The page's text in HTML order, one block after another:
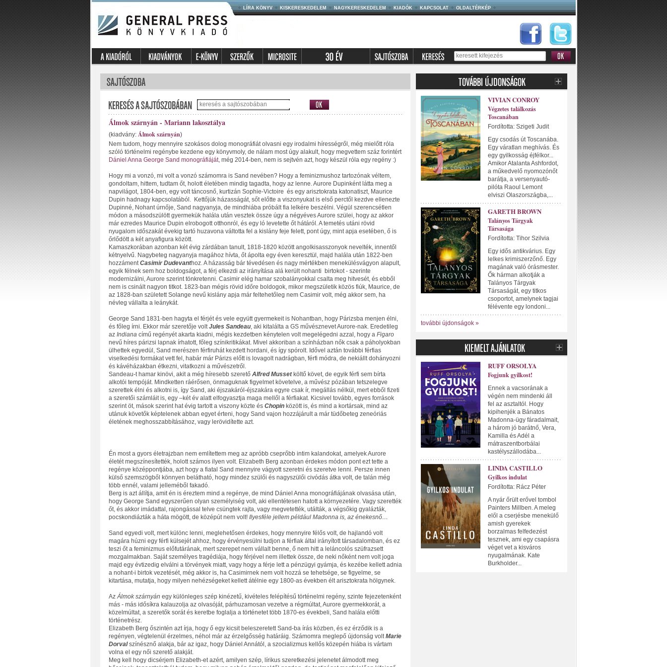
LÍRA KÖNYV KISKERESKEDELEM NAGYKERESKEDELEM KIADÓK KAPCSOLAT OLDALTÉRKÉP
Álmok szárnyán - Mariann lakosztálya
(kiadvány: Álmok szárnyán)
Nem tudom, hogy mennyire szokásos dolog monográfiát olvasni egy irodalmi hírességről, még mielőtt róla
szóló történelmi regénybe kezdene egy könyvmoly, de nálam most úgy alakult, hogy megvettem száz forintért
Dániel Anna George Sand monográfiáját, még 2014-ben, nem is sejtvén azt, hogy készül róla egy regény :)
Hogy mi a vonzó, mi volt a vonzó számomra is Sand nevében? Hogy a feminizmushoz tartozónak véltem,
gondoltam, hittem, tudtam őt, holott életében mindig tagadta, hogy az lenne. Aurore Dupinként látta meg a
napvilágot, 1804-ben, egy volt táncosnő, kurtizán Sophie-Victoire és egy arisztokrata katonatiszt, Maurice
Dupin hadnagy kapcsolatából. Kettőjük házasságát, sőt előtte a viszonyukat is első perctől kezdve ellenezte
Dupinné, Nohant úrnője, Sand nagyanyja, de mindhiába próbált fia lelkére beszélni. Végül szerencsétlen
módon a másodszülött gyermekük halála után vesztek össze úgy a négyéves Aurore szülei, hogy az akkor
már ezredes Maurice Dupin elrobogott otthonról, és egy ló levetette őt hátáról. A temetés utáni rövid
nyugalom időszakát évekig tartó huzavona váltotta fel a kislány feje felett, pont úgy, mint apja esetében, ő is
őrlődött a két anyafigura között.
Kamaszkorában azonban két évig zárdában tanult, 1818-1820 között angolkisasszonyok nevelték, innentől
kétnyelvű. Nagybeteg nagyanyja magához hívta, őt ápolta egy éven keresztül, majd halála után 1822-ben
hozzámentCasimir Dudevanthoz. A házasság bár tévedésen és nagy mértékben menekülésvágyon alapult,
egyik félnek sem hoz boldogságot, a férj elkezdi az irányítása alá került nohanti birtokot - szerinte
modernizálni, Aurore szerint tönkretenni. Casimir elég hamar szobalányokkal csalta meg hitvesét, és ebből
nem is csinált nagyon titkot. 1823-ban mégis rövid időre boldogok, mikor megszületik közös fiúk, Maurice, de
az 1828-ban született Solange nevű kislány apja már feltehetőleg nem Casimir volt, még akkor sem, ha
névleg vállalta a leánykát.
George Sand 1831-ben hagyta el férjét és vele együtt gyermekeit is Nohantban, hogy Párizsba menjen élni,
és főleg írni. Ekkor már szeretője voltJules Sandeau, aki kitalálta a GS művésznevet Aurore-nak. Eredetileg
az Indianacímű regényét akarta kiadni, mégis kezdetben kénytelen volt megelégedni azzal, hogy a Figaro
nevű híres párizsi lapnak írhatott, főleg színikritikákat. Mivel akkoriban a színházban nők csak a páholyokban
ülhettek egyedül, Sand merészen férfiruhát kezdett hordani, és így spórolt. Idővel aztán további férfias
viselkedési formákat vett fel, habár már Párizs előtt is lovagolt nadrágban, férfi módra, de nekiállt dohányozni
és kávéházakban étkezni, vitatkozni a művészetről.
Sandeau-t hamar kinövi, akit a még híresebb szerető Alfred Mussetköltő követ, de egyik férfi sem bírta
alkotói tempóját. Mindketten ráérősen, önmaguknak figyelmet követelve, a művész pózában tetszelegve
szerettek élni és alkotni is, így Sand, aki éjszakáról-éjszakára egyre csak ír, megállás nélkül, mert ebből fizeti
a szeretői számláit is, egy –két év alatt elfogyasztja maga mellől a férfiakat. Kicsivel tovább, egyes források
szerint öt, mások szerint hat évig tartott a viszony közte és Chopinközött is, és mind a kortársak, mind az
utánuk követők képtelenek abban egyet érteni, hogy Sand vajon hozzájárult a már tüdőbeteg zeneóriás
életének meghosszabbításához, vagy lerövidítette azt.
Én most a gyors életrajzban nem említettem meg az apróbb cseprőbb intim kalandokat, amelyek Aurore
életét megszínesítették, holott számos ilyen volt. Elizabeth Berg azonban érdekes módon pont ezt tette a
regénye középpontjába, azt hogy a fiatal Sand mennyire vágyott szeretni és szeretve lenni. Persze innen
külső szemszögből könnyen belátható, hogy mindez szülői és nagyszülői civódás átka volt, de talán még
több ennél, valami jelleméből fakadó.
Berg is azt állítja, amit én is éreztem mind a regénye, de mind Dániel Anna monográfiájának olvasása után,
hogy George Sand egyszerűen olyan személyiség volt, aki ellentétesen hatott a környezetére. Vagy szerették
őt, és akkor imádattal, rajongással telve csüngtek rajta, vagy megvetették, utálták, a végsőkig gyalázták,
pocskondiázták a háta mögött, de középút nem volt! Ilyesféle jellem például Madonna is, az énekesnő…
Sand egyedi volt, mert különc lenni, meglehetősen érdekes, hogy mennyire félős volt, de hajlandó volt
magára húzni egy férfi külsejét ahhoz, hogy érvényesülni tudjon a férfiak által irányított társadalomban, és ez
teszi őt a feminizmus előfutárának, mert szerepet nem vállalt benne, ő nem hitt a leláncolós szüfrazsett
mozgalmakban. Saját személyes tragédiája, hogy férjével nem illettek össze, de neki nőként nem volt joga
majd egy évtizedig elválni a törvények miatt, vagy hogy a férje lett a pénzügyi gyámja, és kezébe kellett adnia
a nohant-i birtok vezetését, még akkor is, ha Casimirnek nem volt hozzá se tehetsége, se figyelme, se
kitartása, mutatja, hogy milyen nehézségeket kellett átélnie egy 1800-as években élt arisztokrata hölgynek.
AzÁlmok szárnyán egy különleges szép kinézetű, kivételes felépítésű történelmi regény, szinte fejezetenként
más - más idősíkra kalauzolja az olvasóját, párhuzamosan vezetve a régmúltat, Aurore gyermekkorát, a
közelmúltat, a szeretők sorát és keretbe foglalja a történetet több 1870-es évekbeli, Sand halála előtti
történetrész.
Elizabeth Berg őszintén azt írja, hogy ő egy kicsit beleszeretett Sand-ba írás közben, és ez érződik is a
regényen, végtelenül érzelmes, néhol már az érzelgősség határáig. Számomra meglepő újdonság voltMarie
Dorvalszínésznő alakja, bár az igaz, hogy Dániel Annától, a szocializmus kellős közepén hiába is vártam
volna el egy női szerető alakját.
Meg kell hogy dicsérjem Elizabeth-et azért, amilyen szép, lírikus szeretkezési jelenetet álmodott meg
VIVIAN CONROY
Végzetes találkozás
Toscanában
Fordította: Szigeti Judit
Egy csodás út Toscanába.
Egy váratlan meghívás. És
egy gyilkosság éjfélkor...
Amikor Atalanta Ashfordot,
a műkedvelő nyomozónőt
barátja, a versenyautó-
pilóta Raoul Lemont
elviszi Olaszországba,...
GARETH BROWN
Talányos Tárgyak
Társasága
Fordította: Tihor Szilvia
Egy idős antikvárius. Egy
lelkes krimiszerzőnő. Egy
magának való órásmester.
Ők hárman alkotják a
Talányos Tárgyak
Társaságát, egy titkos
csoportot, amelynek tagjai
félévente egy londoni...
további újdonságok »
RUFF ORSOLYA
Fogjunk gyilkost!
Ennek a vacsorának a
végén nem mindenki áll
fel az asztaltól. Hogy
kipihenjék a Bánatos
Madonna-ügy fáradalmait,
a három jó barátnő, Vera,
Kamilla és Adél a
mátraszentborbálai
kastélyszállodába...
LINDA CASTILLO
Gyilkos indulat
Fordította: Rácz Péter
A nyár őrült erővel tombol
Painters Millben. A meleg
elől a cserjésbe menekülő
amish gyerekek
borzalmas felfedezést
tesznek, ami egy csapásra
véget vet a kisváros
nyugalmának. Kate
Burkholder...